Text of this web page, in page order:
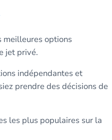
meilleures options
jet privé.
indépendantes et
prendre des décisions de
les plus populaires sur la